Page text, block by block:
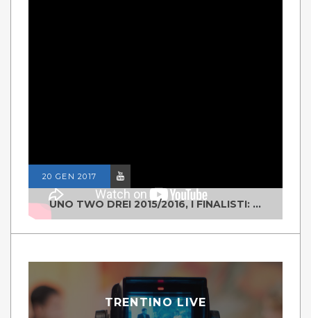
20 GEN 2017
UNO TWO DREI 2015/2016, I FINALISTI: CLASSE IV ALS ISTITUTO "DEGASPERI" BORGO VALSUGANA
TRENTINO LIVE